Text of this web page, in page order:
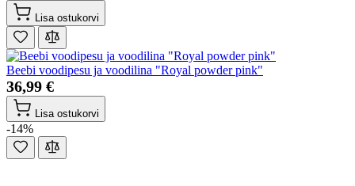
Lisa ostukorvi
Beebi voodipesu ja voodilina "Royal powder pink"
36,99 €
Lisa ostukorvi
-14%